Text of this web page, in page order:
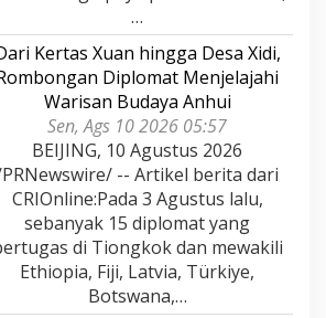
…
Kertas Xuan hingga Desa Xidi,
Diplomat Menjelajahi
Warisan Budaya Anhui
Sen, Ags 10 2026 05:57
BEIJING, 10 Agustus 2026
-- Artikel berita dari
CRIOnline:Pada 3 Agustus lalu,
sebanyak 15 diplomat yang
di Tiongkok dan mewakili
Ethiopia, Fiji, Latvia, Türkiye,
Botswana,…